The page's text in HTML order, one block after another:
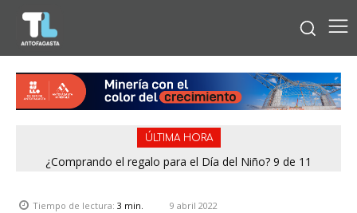
ÚLTIMA HORA
¿Comprando el regalo para el Día del Niño? 9 de 11
Tiempo de lectura: 3 min. 9 abril 2022